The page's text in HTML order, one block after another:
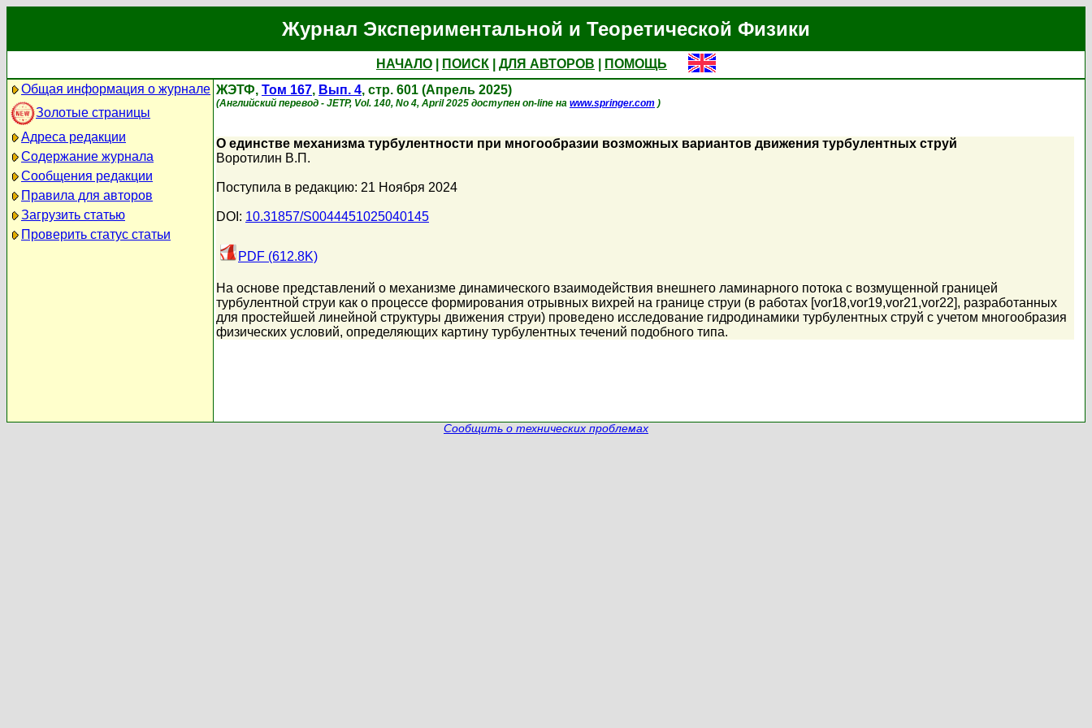
Журнал Экспериментальной и Теоретической Физики
НАЧАЛО ПОИСК ДЛЯ АВТОРОВ
ПОМОЩЬ
Общая информация о журнале
Золотые страницы
Адреса редакции
Содержание журнала
Сообщения редакции
Правила для авторов
Загрузить статью
Проверить статус статьи
ЖЭТФ, Том 167, Вып. 4, стр. 601 (Апрель 2025)
(Английский перевод - JETP, Vol. 140, No 4, April 2025 доступен on-line на www.springer.com )
О единстве механизма турбулентности при многообразии возможных вариантов движения турбулентных струй
Воротилин В.П.
Поступила в редакцию: 21 Ноября 2024
DOI: 10.31857/S0044451025040145
PDF (612.8K)
На основе представлений о механизме динамического взаимодействия внешнего ламинарного потока с возмущенной границей
турбулентной струи как о процессе формирования отрывных вихрей на границе струи (в работах [vor18,vor19,vor21,vor22], разработанных
для простейшей линейной структуры движения струи) проведено исследование гидродинамики турбулентных струй с учетом многообразия
физических условий, определяющих картину турбулентных течений подобного типа.
Сообщить о технических проблемах